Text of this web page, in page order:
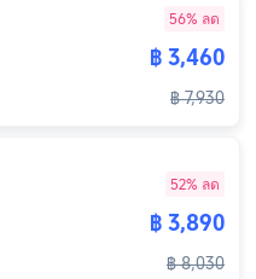
56% ลด
฿ 3,460
฿ 7,930
52% ลด
฿ 3,890
฿ 8,030